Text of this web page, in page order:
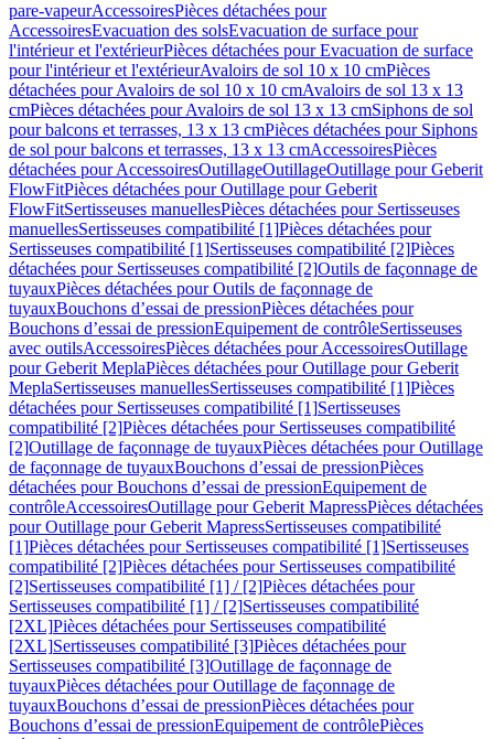
pare-vapeurAccessoiresPièces détachées pour
AccessoiresEvacuation des solsEvacuation de surface pour
l'intérieur et l'extérieurPièces détachées pour Evacuation de surface
pour l'intérieur et l'extérieurAvaloirs de sol 10 x 10 cmPièces
détachées pour Avaloirs de sol 10 x 10 cmAvaloirs de sol 13 x 13
cmPièces détachées pour Avaloirs de sol 13 x 13 cmSiphons de sol
pour balcons et terrasses, 13 x 13 cmPièces détachées pour Siphons
de sol pour balcons et terrasses, 13 x 13 cmAccessoiresPièces
détachées pour AccessoiresOutillageOutillageOutillage pour Geberit
FlowFitPièces détachées pour Outillage pour Geberit
FlowFitSertisseuses manuellesPièces détachées pour Sertisseuses
manuellesSertisseuses compatibilité [1]Pièces détachées pour
Sertisseuses compatibilité [1]Sertisseuses compatibilité [2]Pièces
détachées pour Sertisseuses compatibilité [2]Outils de façonnage de
tuyauxPièces détachées pour Outils de façonnage de
tuyauxBouchons d’essai de pressionPièces détachées pour
Bouchons d’essai de pressionEquipement de contrôleSertisseuses
avec outilsAccessoiresPièces détachées pour AccessoiresOutillage
pour Geberit MeplaPièces détachées pour Outillage pour Geberit
MeplaSertisseuses manuellesSertisseuses compatibilité [1]Pièces
détachées pour Sertisseuses compatibilité [1]Sertisseuses
compatibilité [2]Pièces détachées pour Sertisseuses compatibilité
[2]Outillage de façonnage de tuyauxPièces détachées pour Outillage
de façonnage de tuyauxBouchons d’essai de pressionPièces
détachées pour Bouchons d’essai de pressionEquipement de
contrôleAccessoiresOutillage pour Geberit MapressPièces détachées
pour Outillage pour Geberit MapressSertisseuses compatibilité
[1]Pièces détachées pour Sertisseuses compatibilité [1]Sertisseuses
compatibilité [2]Pièces détachées pour Sertisseuses compatibilité
[2]Sertisseuses compatibilité [1] / [2]Pièces détachées pour
Sertisseuses compatibilité [1] / [2]Sertisseuses compatibilité
[2XL]Pièces détachées pour Sertisseuses compatibilité
[2XL]Sertisseuses compatibilité [3]Pièces détachées pour
Sertisseuses compatibilité [3]Outillage de façonnage de
tuyauxPièces détachées pour Outillage de façonnage de
tuyauxBouchons d’essai de pressionPièces détachées pour
Bouchons d’essai de pressionEquipement de contrôlePièces